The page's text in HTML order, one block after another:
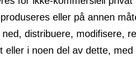
eller på annen
distribuere, modifisere,
i noen del av dette,